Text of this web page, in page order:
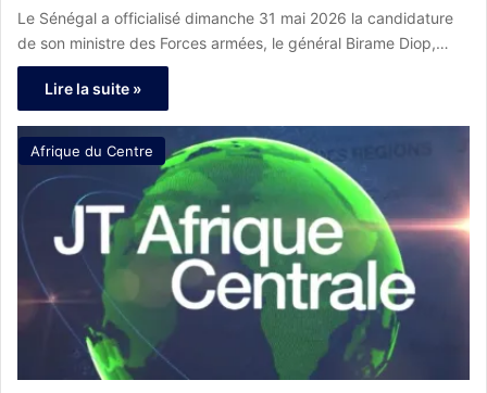
Le Sénégal a officialisé dimanche 31 mai 2026 la candidature
de son ministre des Forces armées, le général Birame Diop,…
Lire la suite »
Afrique du Centre